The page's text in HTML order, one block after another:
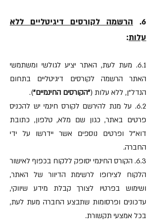
6.
הרשמה לקורסים דיגיטליים ללא
עלות:
6.1. מעת לעת, האתר יציע לגולשי ומשתמשי
האתר הרשמה לקורסים דיגיטליים בתחום
הנדל"ן, ללא עלות ("הקורסים החינמיים").
6.2. על מנת להירשם לקורס חינמי יש להכניס
פרטים באתר, כגון שם מלא, טלפון, כתובת
דוא"ל ופרטים נוספים אשר יידרשו על ידי
החברה.
6.3. הקורס החינמי יסופק ללקוח בכפוף לאישור
הלקוח לצירופו לרשימת הדיוור של האתר,
ושימוש בפרטיו לצורך קבלת מידע שיווקי,
עדכונים ופרסומות שתבצע החברה מעת לעת,
בכל אמצעי תקשורת.